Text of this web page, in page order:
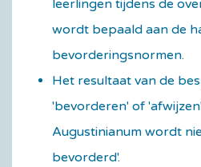
leerlingen tijdens de
wordt bepaald aan de
bevorderingsnormen.
Het resultaat van de
'bevorderen' of
Augustinianum wordt
bevorderd'.